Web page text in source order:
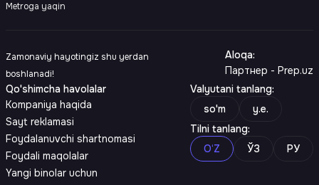
Metroga yaqin
Zamonaviy hayotingiz shu yerdan
boshlanadi!
Aloqa:
Партнер - Prep.uz
Qo'shimcha havolalar
Kompaniya haqida
Sayt reklamasi
Foydalanuvchi shartnomasi
Foydali maqolalar
Yangi binolar uchun
Valyutani tanlang:
so'm
y.e.
Tilni tanlang:
O‘Z
ЎЗ РУ